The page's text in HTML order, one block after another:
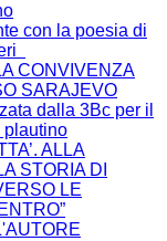
con la poesia di
CONVIVENZA
SARAJEVO
dalla 3Bc per il
plautino
ALLA
STORIA DI
LE